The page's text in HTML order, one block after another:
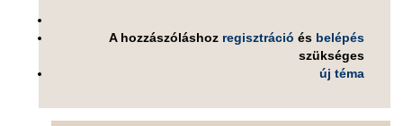
A hozzászóláshoz regisztráció és belépés
szükséges
új téma